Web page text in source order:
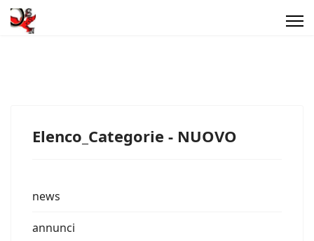
Elenco_Categorie - NUOVO
news
annunci